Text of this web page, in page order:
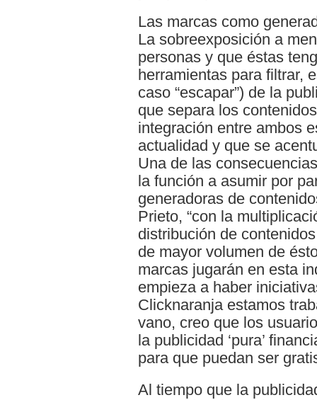
Las marcas como
La sobreexposición a
personas y que éstas
herramientas para filtrar,
caso “escapar”) de la
que separa los
integración entre ambos
actualidad y que se
Una de las
la función a asumir por
generadoras de
Prieto, “con la
distribución de
de mayor volumen de
marcas jugarán en esta
empieza a haber
Clicknaranja estamos
vano, creo que los
la publicidad ‘pura’
para que puedan ser
Al tiempo que la